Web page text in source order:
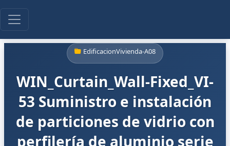
EdificacionVivienda-A08
WIN_Curtain_Wall-Fixed_VI-
53 Suministro e instalación
de particiones de vidrio con
perfilería de aluminio serie